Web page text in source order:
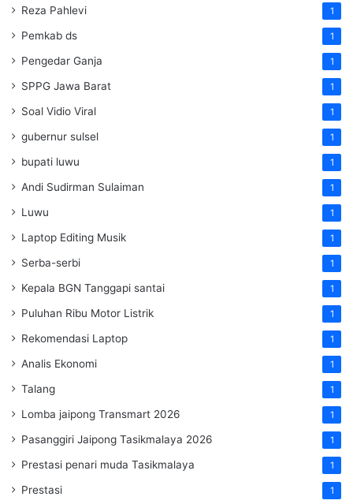
Reza Pahlevi 1
Pemkab ds 1
Pengedar Ganja 1
SPPG Jawa Barat 1
Soal Vidio Viral 1
gubernur sulsel 1
bupati luwu 1
Andi Sudirman Sulaiman 1
Luwu 1
Laptop Editing Musik 1
Serba-serbi 1
Kepala BGN Tanggapi santai 1
Puluhan Ribu Motor Listrik 1
Rekomendasi Laptop 1
Analis Ekonomi 1
Talang 1
Lomba jaipong Transmart 2026 1
Pasanggiri Jaipong Tasikmalaya 2026 1
Prestasi penari muda Tasikmalaya 1
Prestasi 1